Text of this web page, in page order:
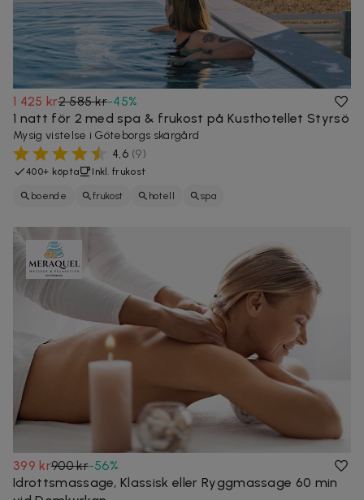
1 425 kr2 585 kr-45%
1 natt för 2 med spa & frukost på Kusthotellet Styrsö
Mysig vistelse i Göteborgs skärgård
4,6 (9)
400+ köpta Inkl. frukost
boende frukost hotell spa
399 kr900 kr-56%
Idrottsmassage, Klassisk eller Ryggmassage 60 min